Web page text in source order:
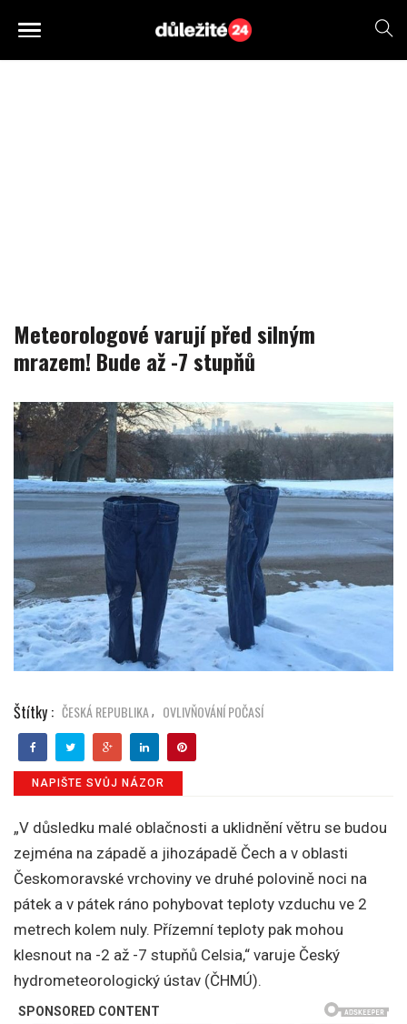
Meteorologové varují před silným
mrazem! Bude až -7 stupňů
Štítky : ČESKÁ REPUBLIKA, OVLIVŇOVÁNÍ POČASÍ
NAPIŠTE SVŮJ NÁZOR
„V důsledku malé oblačnosti a uklidnění větru se budou
zejména na západě a jihozápadě Čech a v oblasti
Českomoravské vrchoviny ve druhé polovině noci na
pátek a v pátek ráno pohybovat teploty vzduchu ve 2
metrech kolem nuly. Přízemní teploty pak mohou
klesnout na -2 až -7 stupňů Celsia,“ varuje Český
hydrometeorologický ústav (ČHMÚ).